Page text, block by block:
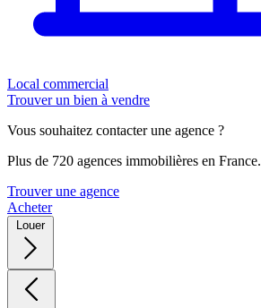
Local commercial
Trouver un bien à vendre
Vous souhaitez contacter une agence ?
Plus de 720 agences immobilières en France.
Trouver une agence
Acheter
Louer